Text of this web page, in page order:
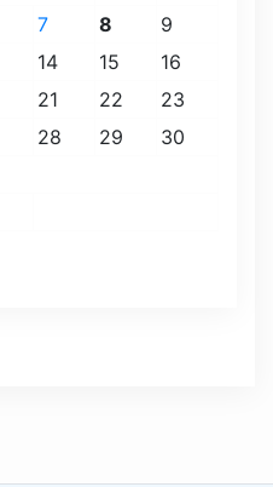
7 8
9
14 15
16
21 22
23
28 29
30